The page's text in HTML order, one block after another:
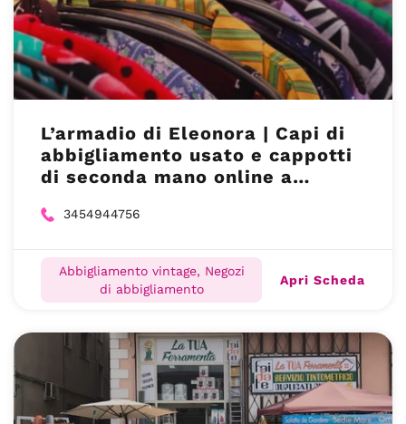
L’armadio di Eleonora | Capi di
abbigliamento usato e cappotti
di seconda mano online a
3454944756
Abbigliamento vintage, Negozi
di abbigliamento
Apri Scheda